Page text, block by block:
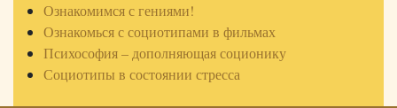
Ознакомимся с гениями!
Ознакомься с социотипами в фильмах
Психософия – дополняющая соционику
Социотипы в состоянии стресса